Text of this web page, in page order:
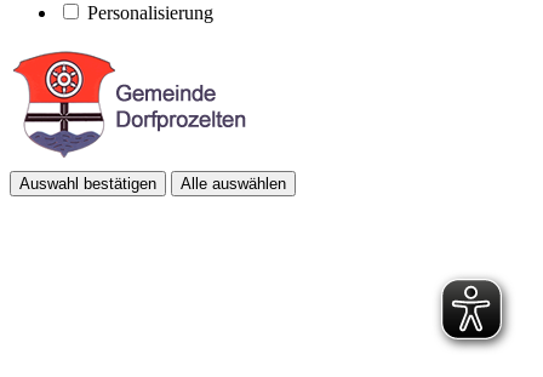
Personalisierung
Auswahl bestätigen Alle auswählen